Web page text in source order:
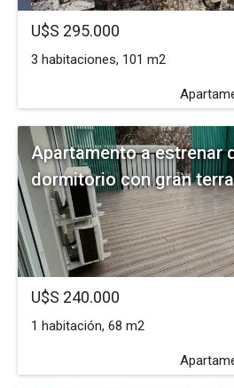
U$S 295.000
3 habitaciones, 101 m2
Apartamento a estrenar
dormitorio con gran
U$S 240.000
1 habitación, 68 m2